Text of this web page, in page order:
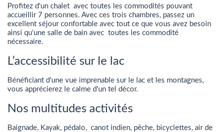
Profitez d'un chalet avec toutes les commodités pouvant
accueillir 7 personnes. Avec ces trois chambres, passez un
excellent séjour confortable avec tout ce que vous avez besoin
ainsi qu'une salle de bain avec toutes les commodité
nécessaire.
L’accessibilité sur le lac
Bénéficiant d'une vue imprenable sur le lac et les montagnes,
vous apprécierez le calme d'un tel décor.
Nos multitudes activités
Baignade, Kayak, pédalo, canot indien, pêche, bicyclettes, air de